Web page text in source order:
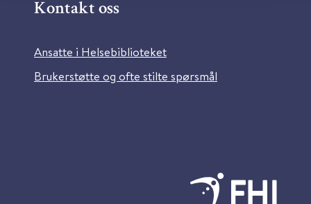
Kontakt oss
Ansatte i Helsebiblioteket
Brukerstøtte og ofte stilte spørsmål